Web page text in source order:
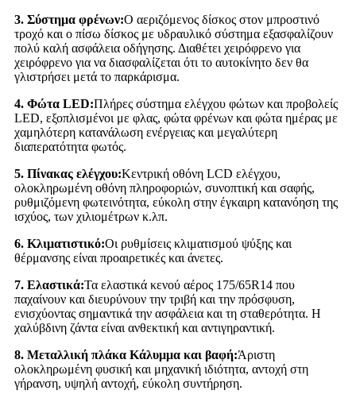
3. Σύστημα φρένων:Ο αεριζόμενος δίσκος στον μπροστινό
τροχό και ο πίσω δίσκος με υδραυλικό σύστημα εξασφαλίζουν
πολύ καλή ασφάλεια οδήγησης. Διαθέτει χειρόφρενο για
χειρόφρενο για να διασφαλίζεται ότι το αυτοκίνητο δεν θα
γλιστρήσει μετά το παρκάρισμα.
4. Φώτα LED:Πλήρες σύστημα ελέγχου φώτων και προβολείς
LED, εξοπλισμένοι με φλας, φώτα φρένων και φώτα ημέρας με
χαμηλότερη κατανάλωση ενέργειας και μεγαλύτερη
διαπερατότητα φωτός.
5. Πίνακας ελέγχου:Κεντρική οθόνη LCD ελέγχου,
ολοκληρωμένη οθόνη πληροφοριών, συνοπτική και σαφής,
ρυθμιζόμενη φωτεινότητα, εύκολη στην έγκαιρη κατανόηση της
ισχύος, των χιλιομέτρων κ.λπ.
6. Κλιματιστικό:Οι ρυθμίσεις κλιματισμού ψύξης και
θέρμανσης είναι προαιρετικές και άνετες.
7. Ελαστικά:Τα ελαστικά κενού αέρος 175/65R14 που
παχαίνουν και διευρύνουν την τριβή και την πρόσφυση,
ενισχύοντας σημαντικά την ασφάλεια και τη σταθερότητα. Η
χαλύβδινη ζάντα είναι ανθεκτική και αντιγηραντική.
8. Μεταλλική πλάκα Κάλυμμα και βαφή:Άριστη
ολοκληρωμένη φυσική και μηχανική ιδιότητα, αντοχή στη
γήρανση, υψηλή αντοχή, εύκολη συντήρηση.